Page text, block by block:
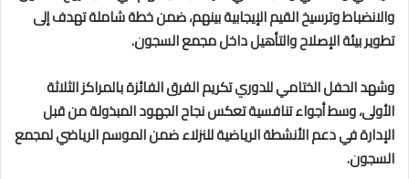
والانضباط وترسيخ القيم الإيجابية بينهم، ضمن خطة شاملة تهدف إلى
تطوير بيئة الإصلاح والتأهيل داخل مجمع السجون.
وشهد الحفل الختامي للدوري تكريم الفرق الفائزة بالمراكز الثلاثة
الأولى، وسط أجواء تنافسية تعكس نجاح الجهود المبذولة من قبل
الإدارة في دعم الأنشطة الرياضية للنزلاء ضمن الموسم الرياضي لمجمع
السجون.